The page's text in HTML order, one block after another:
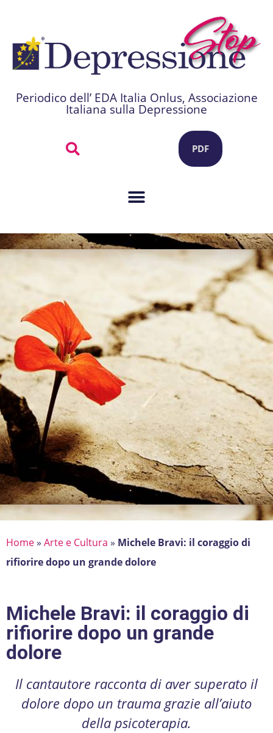
Periodico dell’ EDA Italia Onlus, Associazione
Italiana sulla Depressione
PDF
Home» Arte e Cultura » Michele Bravi: il coraggio di
rifiorire dopo un grande dolore
Michele Bravi: il coraggio di
rifiorire dopo un grande
dolore
Il cantautore racconta di aver superato il
dolore dopo un trauma grazie all’aiuto
della psicoterapia.